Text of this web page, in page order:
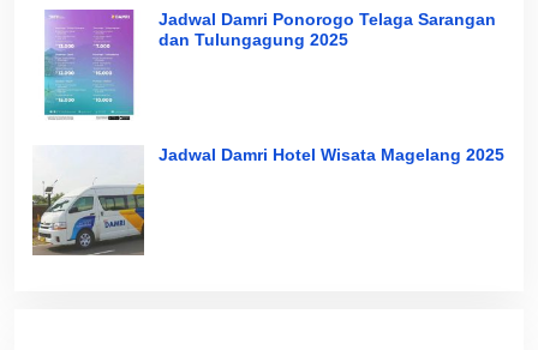
Jadwal Damri Ponorogo Telaga Sarangan
dan Tulungagung 2025
Jadwal Damri Hotel Wisata Magelang 2025